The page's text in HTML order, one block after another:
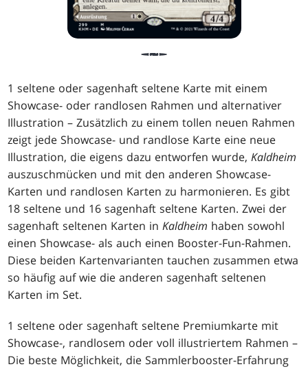
1 seltene oder sagenhaft seltene Karte mit einem
Showcase- oder randlosen Rahmen und alternativer
Illustration – Zusätzlich zu einem tollen neuen Rahmen
zeigt jede Showcase- und randlose Karte eine neue
Illustration, die eigens dazu entworfen wurde,Kaldheim
auszuschmücken und mit den anderen Showcase-
Karten und randlosen Karten zu harmonieren. Es gibt
18 seltene und 16 sagenhaft seltene Karten. Zwei der
sagenhaft seltenen Karten inKaldheim haben sowohl
einen Showcase- als auch einen Booster-Fun-Rahmen.
Diese beiden Kartenvarianten tauchen zusammen etwa
so häufig auf wie die anderen sagenhaft seltenen
Karten im Set.
1 seltene oder sagenhaft seltene Premiumkarte mit
Showcase-, randlosem oder voll illustriertem Rahmen –
Die beste Möglichkeit, die Sammlerbooster-Erfahrung